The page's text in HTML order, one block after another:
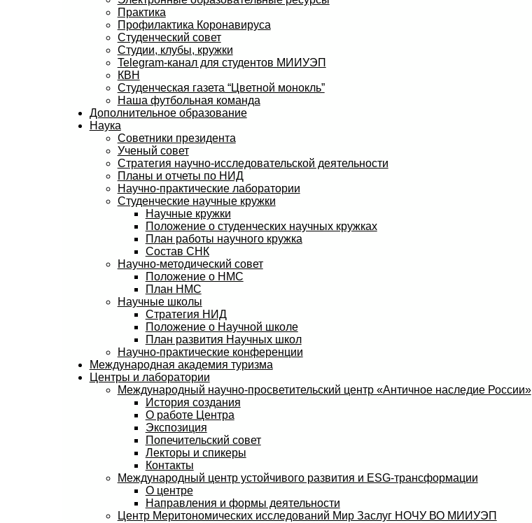
Практика
Профилактика Коронавируса
Студенческий совет
Студии, клубы, кружки
Telegram-канал для студентов МИИУЭП
КВН
Студенческая газета “Цветной монокль”
Наша футбольная команда
Дополнительное образование
Наука
Советники президента
Ученый совет
Стратегия научно-исследовательской деятельности
Планы и отчеты по НИД
Научно-практические лаборатории
Студенческие научные кружки
Научные кружки
Положение о студенческих научных кружках
План работы научного кружка
Состав СНК
Научно-методический совет
Положение о НМС
План НМС
Научные школы
Стратегия НИД
Положение о Научной школе
План развития Научных школ
Научно-практические конференции
Международная академия туризма
Центры и лаборатории
Международный научно-просветительский центр «Античное наследие России»
История создания
О работе Центра
Экспозиция
Попечительский совет
Лекторы и спикеры
Контакты
Международный центр устойчивого развития и ESG-трансформации
О центре
Направления и формы деятельности
Центр Меритономических исследований Мир Заслуг НОЧУ ВО МИИУЭП